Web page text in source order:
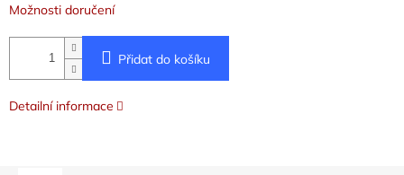
Možnosti doručení
Přidat do košíku
Detailní informace